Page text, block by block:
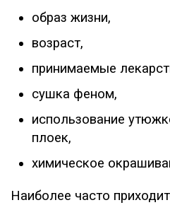
образ жизни,
возраст,
принимаемые
сушка феном,
использование
плоек,
химическое
Наиболее часто